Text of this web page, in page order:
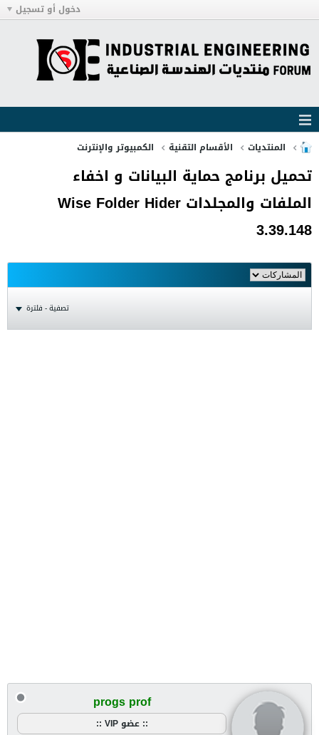
دخول أو تسجيل
المنتديات الأقسام التقنية الكمبيوتر والإنترنت
تحميل برنامج حماية البيانات و اخفاء
الملفات والمجلدات Wise Folder Hider
3.39.148
تصفية - فلترة
progs prof
:: عضو VIP ::